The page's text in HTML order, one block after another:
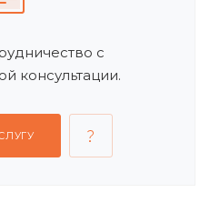
с
консультации.